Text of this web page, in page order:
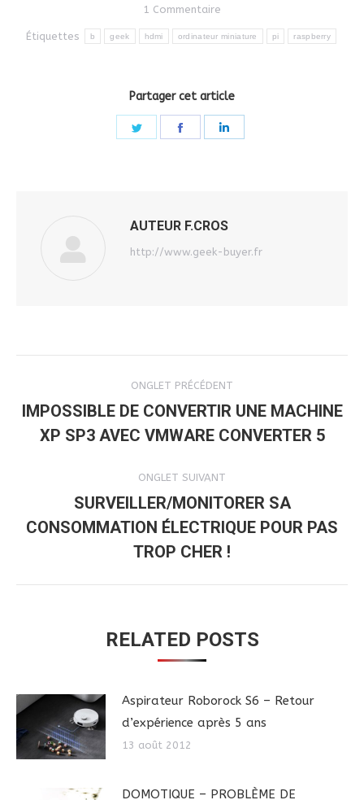
1 Commentaire
Étiquettes b geek hdmi ordinateur miniature pi raspberry
Partager cet article
Share
Share
AUTEUR F.CROS
http://www.geek-buyer.fr
NAVIGATION
DE
COMMENTAIRE
ONGLET PRÉCÉDENT
précédent
IMPOSSIBLE DE CONVERTIR UNE MACHINE
XP SP3 AVEC VMWARE CONVERTER 5
ONGLET SUIVANT
Onglet
suivant
SURVEILLER/MONITORER SA
CONSOMMATION ÉLECTRIQUE POUR PAS
TROP CHER !
RELATED POSTS
Aspirateur Roborock S6 – Retour
d’expérience après 5 ans
13 août 2012
DOMOTIQUE – PROBLÈME DE